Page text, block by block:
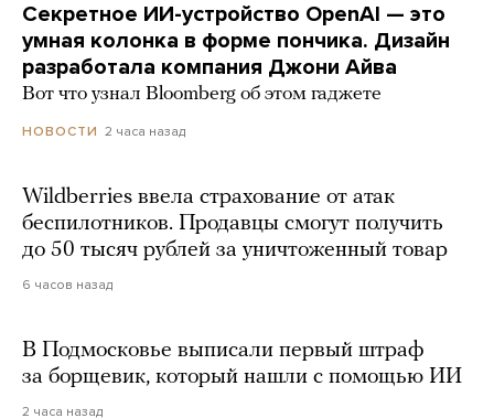
Секретное ИИ-устройство OpenAI — это
умная колонка в форме пончика. Дизайн
разработала компания Джони Айва
Вот что узнал Bloomberg об этом гаджете
НОВОСТИ 2 часа назад
Wildberries ввела страхование от атак
беспилотников. Продавцы смогут получить
до 50 тысяч рублей за уничтоженный товар
6 часов назад
В Подмосковье выписали первый штраф
за борщевик, который нашли с помощью ИИ
2 часа назад